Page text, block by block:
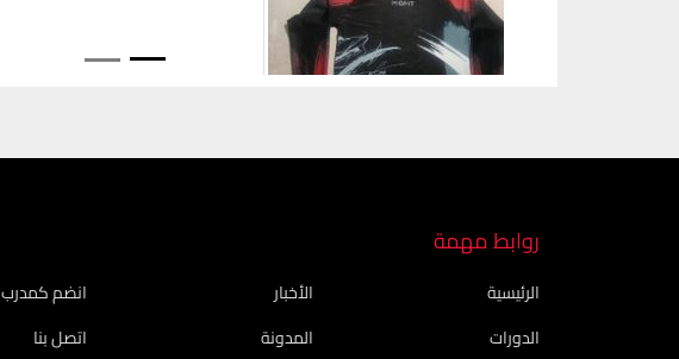
روابط مهمة
الرئيسية
الدورات
الأخبار
المدونة
انضم كمدرب
اتصل بنا